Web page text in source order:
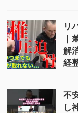
リ
｜
解
経
不
し